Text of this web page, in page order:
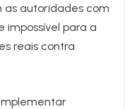
as autoridades com
impossível para a
reais contra